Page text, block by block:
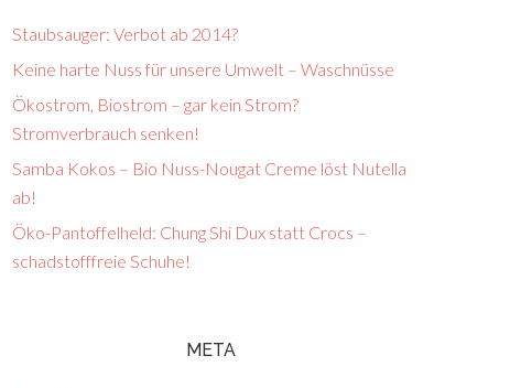
Staubsauger: Verbot ab 2014?
Keine harte Nuss für unsere Umwelt – Waschnüsse
Ökostrom, Biostrom – gar kein Strom?
Stromverbrauch senken!
Samba Kokos – Bio Nuss-Nougat Creme löst Nutella
ab!
Öko-Pantoffelheld: Chung Shi Dux statt Crocs –
schadstofffreie Schuhe!
META